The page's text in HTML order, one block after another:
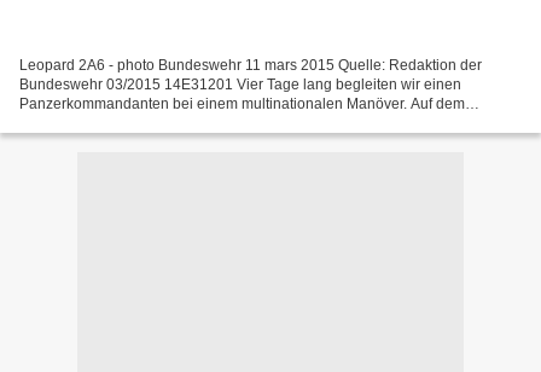
Leopard 2A6 - photo Bundeswehr 11 mars 2015 Quelle: Redaktion der
Bundeswehr 03/2015 14E31201 Vier Tage lang begleiten wir einen
Panzerkommandanten bei einem multinationalen Manöver. Auf dem